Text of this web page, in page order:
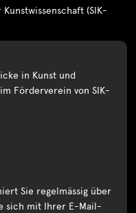
(SIK-
in Kunst und
Förderverein von SIK-
Sie regelmässig über
sich mit Ihrer E-Mail-